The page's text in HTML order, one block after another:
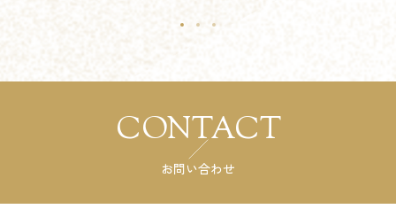
CONTACT
お問い合わせ